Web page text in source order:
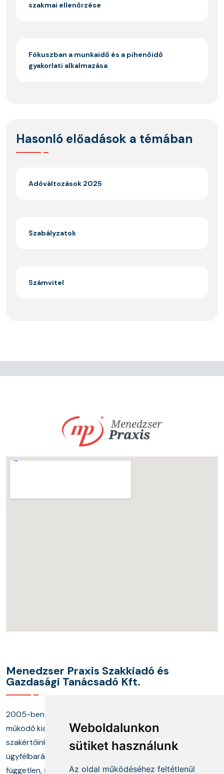
Weboldalunkon
sütiket használunk
Az oldal működéséhez feltétlenül
szakmai ellenőrzése
Fókuszban a munkaidő és a pihenőidő
gyakorlati alkalmazása
Hasonló előadások a témában
Adóváltozások 2025
Szabályzatok
Számvitel
Menedzser Praxis Szakkiadó és
Gazdasági Tanácsadó Kft.
2005-ben alapított cégünk és annak keretei között
működő kiadónk, képzési központunk, valamint
szakértőinkből álló tanácsadó munkacsoportunk
ügyfélbarát termékekkel és megoldásokkal, a
független, szakmai információszolgáltatás mellett